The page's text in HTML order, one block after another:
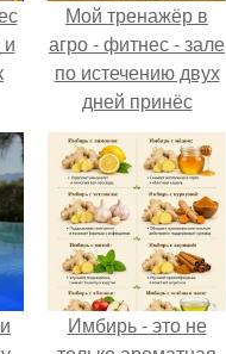
Мой тренажёр в
агро - фитнес - зале
по истечению двух
дней принёс
ощутимый
результат.
Имбирь - это не